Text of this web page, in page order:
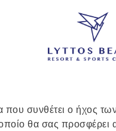
συνθέτει ο ήχος
θα σας προσφέρει